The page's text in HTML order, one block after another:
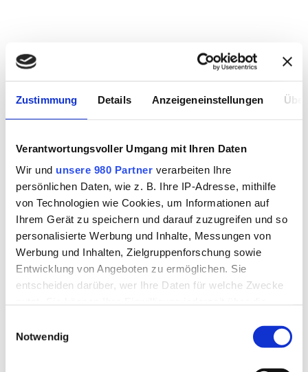
Zustimmung Details Anzeigeneinstellungen
Verantwortungsvoller Umgang mit Ihren Daten
Wir und unsere 980 Partner verarbeiten Ihre
persönlichen Daten, wie z. B. Ihre IP-Adresse, mithilfe
von Technologien wie Cookies, um Informationen auf
Ihrem Gerät zu speichern und darauf zuzugreifen und so
personalisierte Werbung und Inhalte, Messungen von
Werbung und Inhalten, Zielgruppenforschung sowie
Entwicklung von Angeboten zu ermöglichen. Sie
entscheiden darüber, wer Ihre Daten für welche Zwecke
Trigger Symbol ändern oder widerrufen
Erfahren Sie mehr darüber, wie Ihre persönlichen Daten
Notwendig